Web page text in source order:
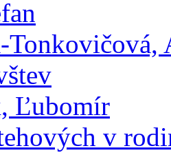
Tonkovičová,
Ľubomír
v